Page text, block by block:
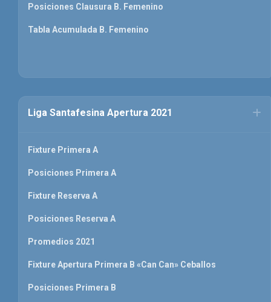
Posiciones Clausura B. Femenino
Tabla Acumulada B. Femenino
Liga Santafesina Apertura 2021
Fixture Primera A
Posiciones Primera A
Fixture Reserva A
Posiciones Reserva A
Promedios 2021
Fixture Apertura Primera B «Can Can» Ceballos
Posiciones Primera B